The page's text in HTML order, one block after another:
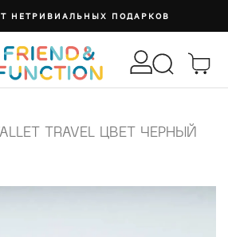
НЕТРИВИАЛЬНЫХ ПОДАРКОВ
TRAVEL ЦВЕТ ЧЕРНЫЙ